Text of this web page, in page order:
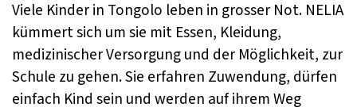
Viele Kinder in Tongolo leben in grosser Not. NELIA
kümmert sich um sie mit Essen, Kleidung,
medizinischer Versorgung und der Möglichkeit, zur
Schule zu gehen. Sie erfahren Zuwendung, dürfen
einfach Kind sein und werden auf ihrem Weg